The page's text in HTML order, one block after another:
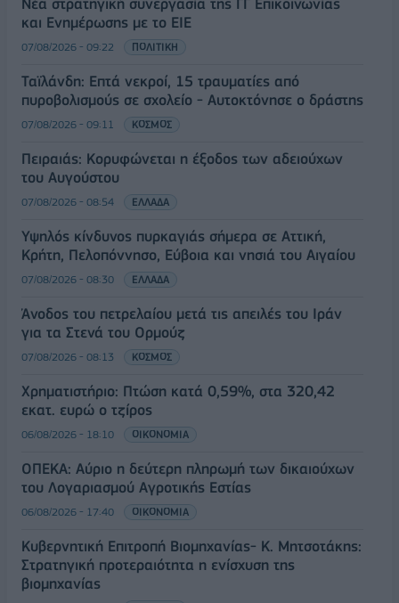
και Ενημέρωσης με το ΕΙΕ
07/08/2026 - 09:22 ΠΟΛΙΤΙΚΗ
Ταϊλάνδη: Επτά νεκροί, 15 τραυματίες από
πυροβολισμούς σε σχολείο - Αυτοκτόνησε ο δράστης
07/08/2026 - 09:11 ΚΟΣΜΟΣ
Πειραιάς: Κορυφώνεται η έξοδος των αδειούχων
του Αυγούστου
07/08/2026 - 08:54 ΕΛΛΑΔΑ
Υψηλός κίνδυνος πυρκαγιάς σήμερα σε Αττική,
Κρήτη, Πελοπόννησο, Εύβοια και νησιά του Αιγαίου
07/08/2026 - 08:30 ΕΛΛΑΔΑ
Άνοδος του πετρελαίου μετά τις απειλές του Ιράν
για τα Στενά του Ορμούζ
07/08/2026 - 08:13 ΚΟΣΜΟΣ
Χρηματιστήριο: Πτώση κατά 0,59%, στα 320,42
εκατ. ευρώ ο τζίρος
06/08/2026 - 18:10 ΟΙΚΟΝΟΜΙΑ
ΟΠΕΚΑ: Αύριο η δεύτερη πληρωμή των δικαιούχων
του Λογαριασμού Αγροτικής Εστίας
06/08/2026 - 17:40 ΟΙΚΟΝΟΜΙΑ
Κυβερνητική Επιτροπή Βιομηχανίας- Κ. Μητσοτάκης:
Στρατηγική προτεραιότητα η ενίσχυση της
βιομηχανίας